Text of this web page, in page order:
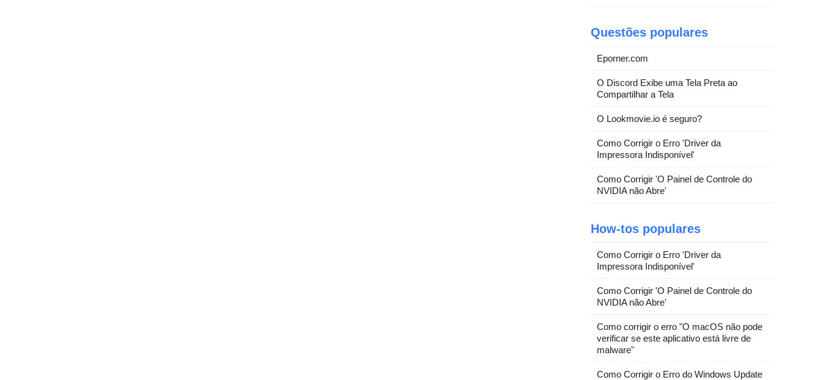
Questões populares
Eporner.com
O Discord Exibe uma Tela Preta ao
Compartilhar a Tela
O Lookmovie.io é seguro?
Como Corrigir o Erro 'Driver da
Impressora Indisponível'
Como Corrigir 'O Painel de Controle do
NVIDIA não Abre'
How-tos populares
Como Corrigir o Erro 'Driver da
Impressora Indisponível'
Como Corrigir 'O Painel de Controle do
NVIDIA não Abre'
Como corrigir o erro "O macOS não pode
verificar se este aplicativo está livre de
malware"
Como Corrigir o Erro do Windows Update